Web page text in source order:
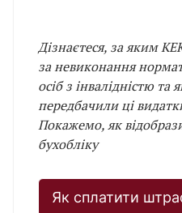
Дізнаєтеся, за яким
за невиконання
осіб з інвалідністю та
передбачили ці
Покажемо, як
бухобліку
Як сплатити